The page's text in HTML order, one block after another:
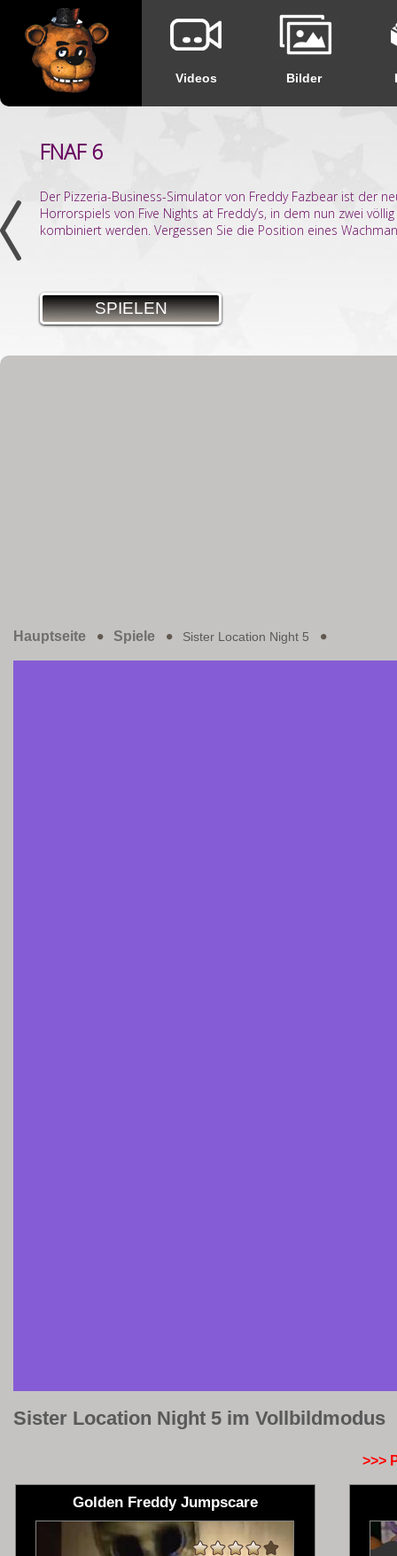
Videos Bilder
FNAF 6
Der Pizzeria-Business-Simulator von Freddy Fazbear ist der
Horrorspiels von Five Nights at Freddy’s, in dem nun zwei
kombiniert werden. Vergessen Sie die Position eines
SPIELEN
Hauptseite Spiele Sister Location Night 5
Sister Location Night 5 im Vollbildmodus
>>>
Golden Freddy Jumpscare